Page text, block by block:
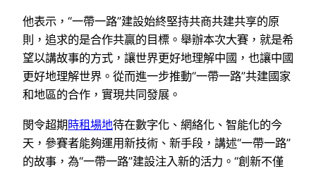
他表示，“一帶一路”建設始終堅持共商共建共享的原
則，追求的是合作共贏的目標。舉辦本次大賽，就是希
望以講故事的方式，讓世界更好地理解中國，也讓中國
更好地理解世界。從而進一步推動“一帶一路”共建國家
和地區的合作，實現共同發展。
閔令超期時租場地待在數字化、網絡化、智能化的今
天，參賽者能夠運用新技術、新手段，講述“一帶一路”
的故事，為“一帶一路”建設注入新的活力。“創新不僅